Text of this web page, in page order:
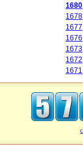
1680
1678
1677
1676
1673
1672
1671